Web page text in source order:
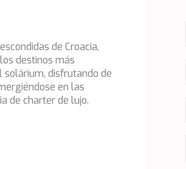
de Croacia,
destinos más
solárium, disfrutando de
en las
de charter de lujo.